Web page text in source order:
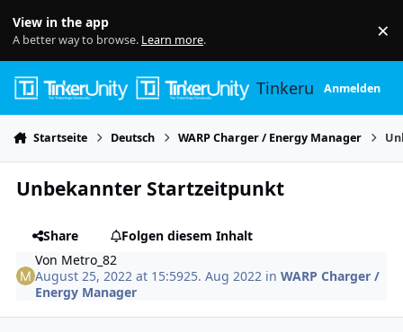
View in the app
A better way to browse. Learn more. ×
TinkerunityAnmelden
Startseite Deutsch WARP Charger / Energy Manager
Unbekannter Startzeitpunkt
Share
Folgen diesem Inhalt
Von Metro_82
August 25, 2022 at 15:5925. Aug 2022 inWARP Charger /
Energy Manager